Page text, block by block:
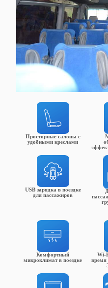
Просторные салоны с
удобными креслами
USB зарядка в поездке
для пассажиров
Комфортный
микроклимат в поездке
Wi-
время